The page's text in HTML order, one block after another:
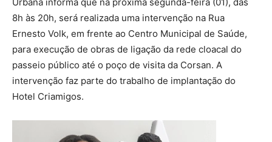
8h às 20h, será realizada uma intervenção na Rua
Ernesto Volk, em frente ao Centro Municipal de Saúde,
para execução de obras de ligação da rede cloacal do
passeio público até o poço de visita da Corsan. A
intervenção faz parte do trabalho de implantação do
Hotel Criamigos.